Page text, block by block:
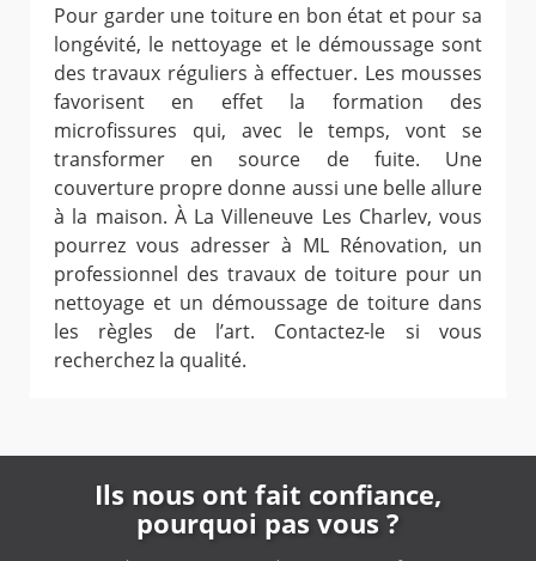
Pour garder une toiture en bon état et pour sa
longévité, le nettoyage et le démoussage sont
des travaux réguliers à effectuer. Les mousses
favorisent en effet la formation des
microfissures qui, avec le temps, vont se
transformer en source de fuite. Une
couverture propre donne aussi une belle allure
à la maison. À La Villeneuve Les Charlev, vous
pourrez vous adresser à ML Rénovation, un
professionnel des travaux de toiture pour un
nettoyage et un démoussage de toiture dans
les règles de l’art. Contactez-le si vous
recherchez la qualité.
Ils nous ont fait confiance,
pourquoi pas vous ?